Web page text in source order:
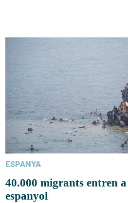
ESPANYA
40.000 migrants entren
espanyol